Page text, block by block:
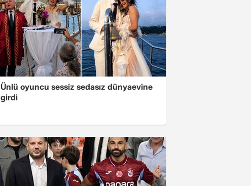
Ünlü oyuncu sessiz sedasız dünyaevine
girdi